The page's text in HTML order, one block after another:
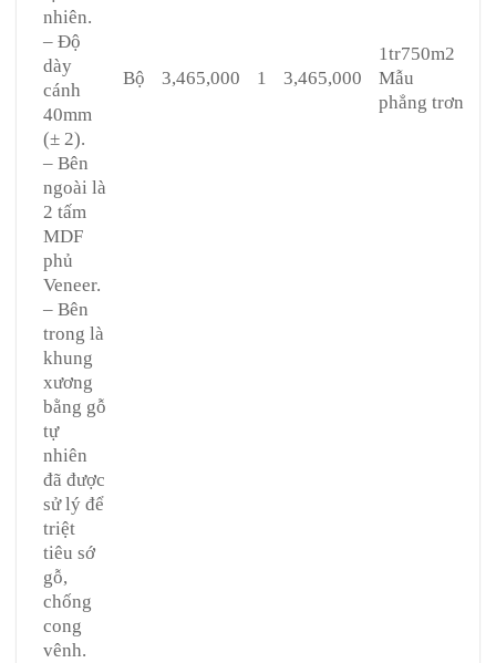
nhiên.
– Độ
dày
cánh
40mm
(± 2).
– Bên
ngoài là
2 tấm
MDF
phủ
Veneer.
– Bên
trong là
khung
xương
bằng gỗ
tự
nhiên
đã được
sử lý để
triệt
tiêu sớ
gỗ,
chống
cong
vênh.
Bộ 3,465,000 1 3,465,000
1tr750m2
Mẫu
phẳng trơn